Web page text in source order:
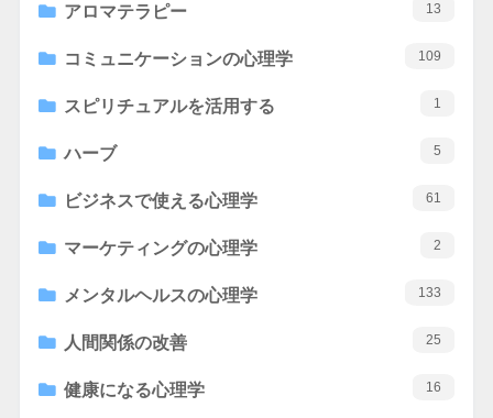
アロマテラピー 13
コミュニケーションの心理学 109
スピリチュアルを活用する 1
ハーブ 5
ビジネスで使える心理学 61
マーケティングの心理学 2
メンタルヘルスの心理学 133
人間関係の改善 25
健康になる心理学 16